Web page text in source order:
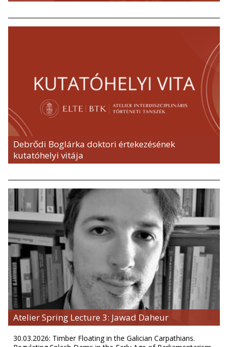
Debrődi Boglárka doktori értekezésének
kutatóhelyi vitája
Atelier Spring Lecture 3: Jawad Daheur
30.03.2026: Timber Floating in the Galician Carpathians.